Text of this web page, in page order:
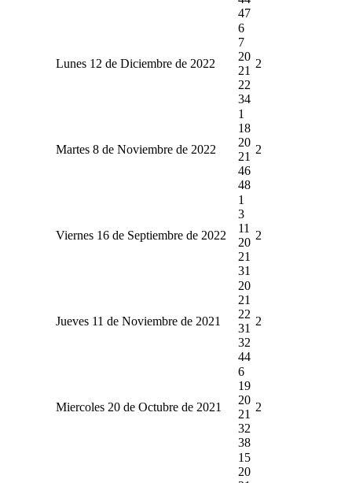
47
Lunes 12 de Diciembre de 2022
6
7
20
21
22
34
2
Martes 8 de Noviembre de 2022
1
18
20
21
46
48
2
Viernes 16 de Septiembre de 2022
1
3
11
20
21
31
2
Jueves 11 de Noviembre de 2021
20
21
22
31
32
44
2
Miercoles 20 de Octubre de 2021
6
19
20
21
32
38
2
15
20